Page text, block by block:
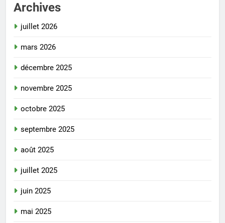
Archives
juillet 2026
mars 2026
décembre 2025
novembre 2025
octobre 2025
septembre 2025
août 2025
juillet 2025
juin 2025
mai 2025